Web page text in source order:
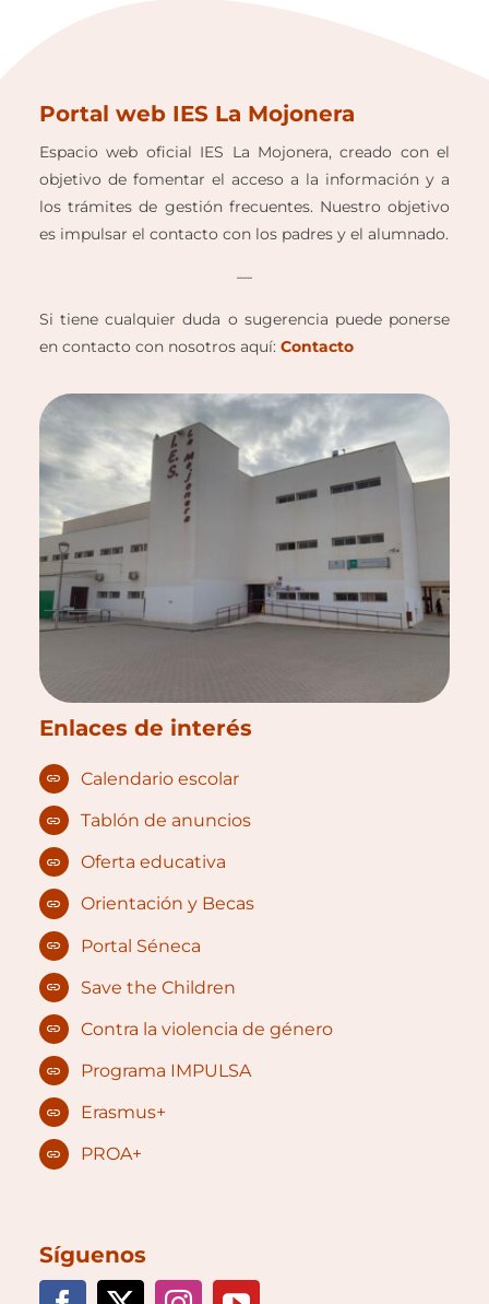
Portal web IES La Mojonera
Espacio web oficial IES La Mojonera, creado con el
objetivo de fomentar el acceso a la información y a
los trámites de gestión frecuentes. Nuestro objetivo
es impulsar el contacto con los padres y el alumnado.
—
Si tiene cualquier duda o sugerencia puede ponerse
en contacto con nosotros aquí: Contacto
Enlaces de interés
Calendario escolar
Tablón de anuncios
Oferta educativa
Orientación y Becas
Portal Séneca
Save the Children
Contra la violencia de género
Programa IMPULSA
Erasmus+
PROA+
Síguenos